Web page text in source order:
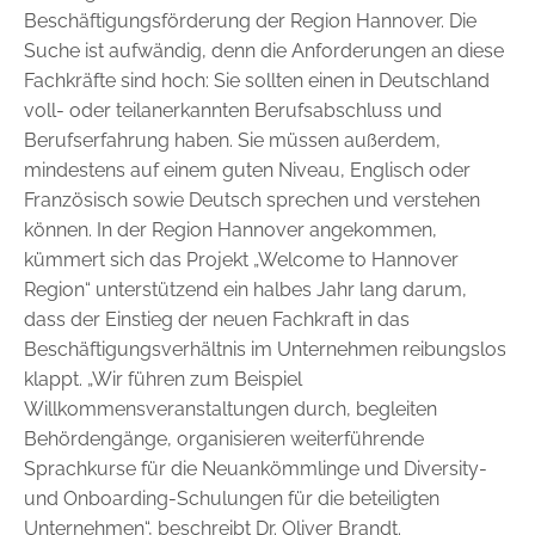
Beschäftigungsförderung der Region Hannover. Die
Suche ist aufwändig, denn die Anforderungen an diese
Fachkräfte sind hoch: Sie sollten einen in Deutschland
voll- oder ­teilanerkannten Berufsabschluss und
Berufserfahrung haben. Sie müssen außerdem,
mindestens auf einem guten Niveau, Englisch oder
Französisch sowie Deutsch sprechen und verstehen
können. In der Region Hannover angekommen,
kümmert sich das Projekt „Welcome to Hannover
Region“ unterstützend ein halbes Jahr lang darum,
dass der Einstieg der neuen Fachkraft in das
Beschäftigungsverhältnis im Unternehmen reibungslos
klappt. „Wir führen zum Beispiel
Willkommensveranstaltungen durch, begleiten
Behördengänge, organisieren weiterführende
Sprachkurse für die Neuankömmlinge und Diversity-
und Onboarding-Schulungen für die beteiligten
Unternehmen“, beschreibt Dr. Oliver Brandt.